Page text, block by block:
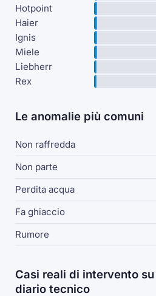
Hotpoint
Haier
Ignis
Miele
Liebherr
Rex
Le anomalie più comuni
Non raffredda
Non parte
Perdita acqua
Fa ghiaccio
Rumore
Casi reali di intervento
diario tecnico